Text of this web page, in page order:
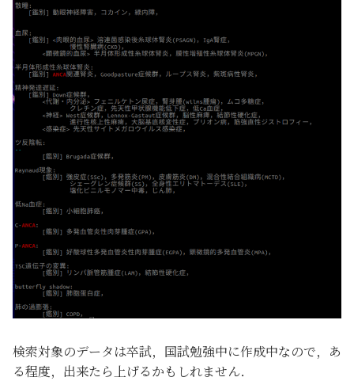
検索対象のデータは卒試，国試勉強中に作成中なので，あ
る程度，出来たら上げるかもしれません．